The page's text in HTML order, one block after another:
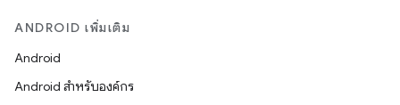
ANDROID เพิ่มเติม
Android
Android สำหรับองค์กร